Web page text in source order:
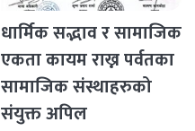
धार्मिक सद्भाव र सामाजिक
एकता कायम राख्न पर्वतका
सामाजिक संस्थाहरुको
संयुक्त अपिल